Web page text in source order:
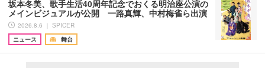
坂本冬美、歌手生活40周年記念でおくる明治座公演の
メインビジュアルが公開 一路真輝、中村梅雀ら出演
2026.8.6 ｜ SPICER
ニュース
舞台